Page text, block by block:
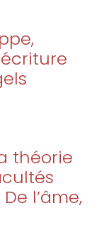
théorie
l’âme,